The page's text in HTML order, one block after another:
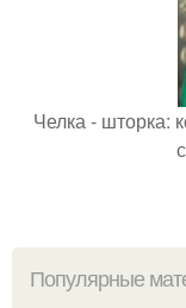
Челка - шторка:
Популярные